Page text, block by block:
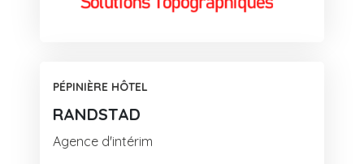
PÉPINIÈRE HÔTEL
RANDSTAD
Agence d'intérim